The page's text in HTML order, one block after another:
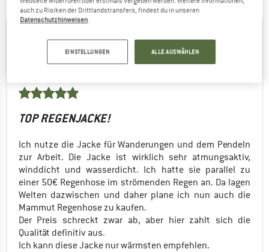
Christian
25.10.2022
TOP REGENJACKE!
Ich nutze die Jacke für Wanderungen und dem Pendeln
zur Arbeit. Die Jacke ist wirklich sehr atmungsaktiv,
winddicht und wasserdicht. Ich hatte sie parallel zu
einer 50€ Regenhose im strömenden Regen an. Da lagen
Welten dazwischen und daher plane ich nun auch die
Mammut Regenhose zu kaufen.
Der Preis schreckt zwar ab, aber hier zahlt sich die
Qualität definitiv aus.
Ich kann diese Jacke nur wärmsten empfehlen.
auch zu Risiken der Drittlandstransfers, findest du in unseren
Datenschutzhinweisen
EINSTELLUNGEN ALLE AUSWÄHLEN